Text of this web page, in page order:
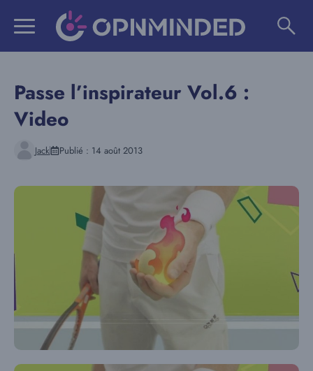
Passe l’inspirateur Vol.6 :
Video
Jack Publié : 14 août 2013